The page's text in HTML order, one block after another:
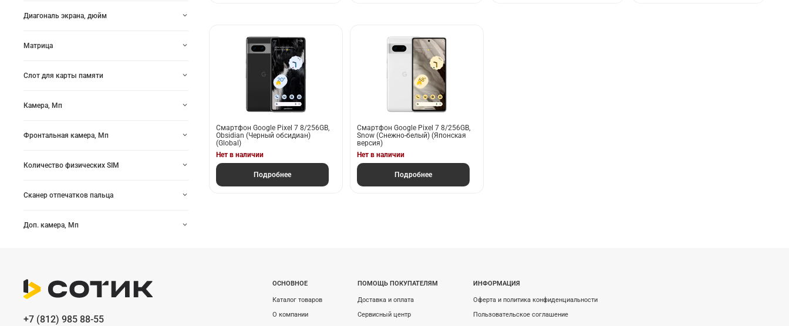
Смартфон Google Pixel 7 8/256GB,
Obsidian (Черный обсидиан)
(Global)
Нет в наличии
Подробнее
Смартфон Google Pixel 7 8/256GB,
Snow (Снежно-белый) (Японская
версия)
Нет в наличии
Подробнее
Диагональ экрана, дюйм
Матрица
Слот для карты памяти
Камера, Мп
Фронтальная камера, Мп
Количество физических SIM
Сканер отпечатков пальца
Доп. камера, Мп
ОСНОВНОЕ
Каталог товаров
О компании
ПОМОЩЬ ПОКУПАТЕЛЯМ
Доставка и оплата
Сервисный центр
ИНФОРМАЦИЯ
Оферта и политика конфиденциальности
Пользовательское соглашение
+7 (812) 985 88-55